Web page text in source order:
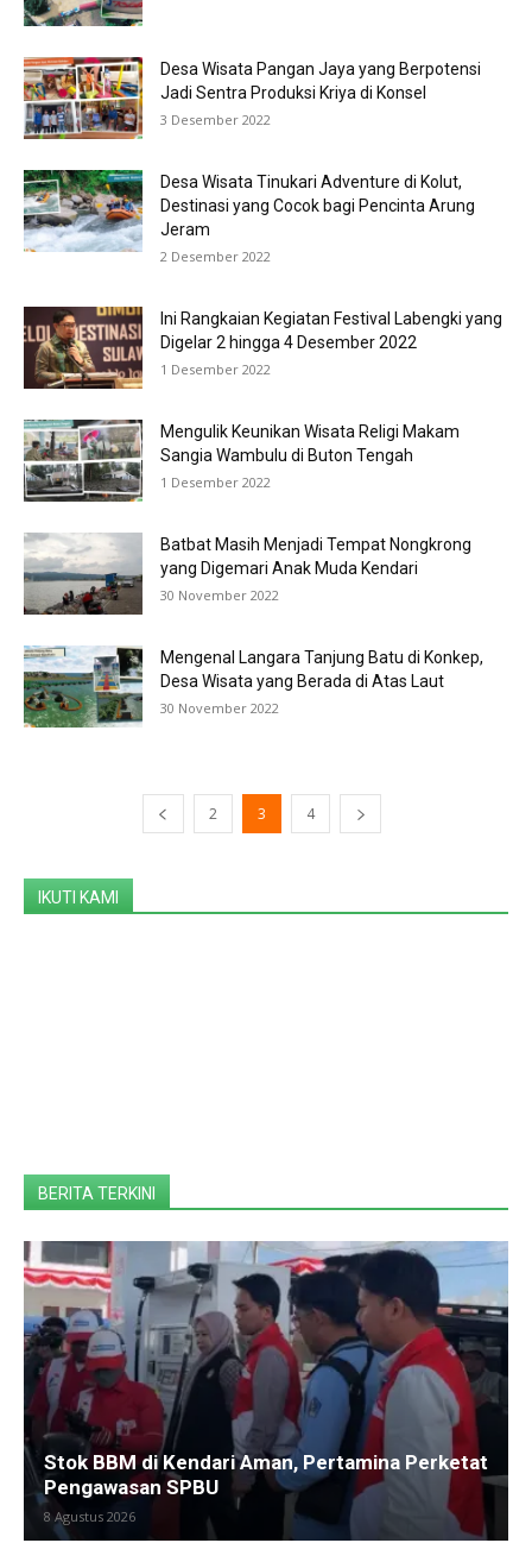
Desa Wisata Pangan Jaya yang Berpotensi
Jadi Sentra Produksi Kriya di Konsel
3 Desember 2022
Desa Wisata Tinukari Adventure di Kolut,
Destinasi yang Cocok bagi Pencinta Arung
Jeram
2 Desember 2022
Ini Rangkaian Kegiatan Festival Labengki yang
Digelar 2 hingga 4 Desember 2022
1 Desember 2022
Mengulik Keunikan Wisata Religi Makam
Sangia Wambulu di Buton Tengah
1 Desember 2022
Batbat Masih Menjadi Tempat Nongkrong
yang Digemari Anak Muda Kendari
30 November 2022
Mengenal Langara Tanjung Batu di Konkep,
Desa Wisata yang Berada di Atas Laut
30 November 2022
2 3 4
IKUTI KAMI
BERITA TERKINI
Stok BBM di Kendari Aman, Pertamina Perketat
Pengawasan SPBU
8 Agustus 2026